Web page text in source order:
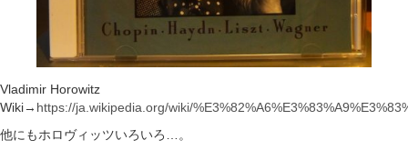
Vladimir Horowitz
Wiki→ https://ja.wikipedia.org/wiki/
他にもホロヴィッツいろいろ…。